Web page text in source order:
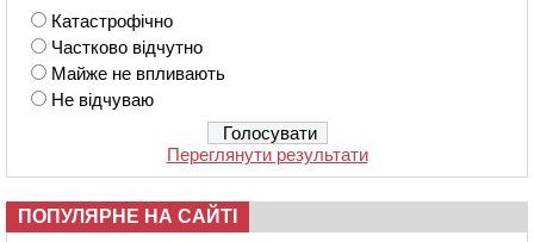
Катастрофічно
Частково відчутно
Майже не впливають
Не відчуваю
Переглянути результати
ПОПУЛЯРНЕ НА САЙТІ